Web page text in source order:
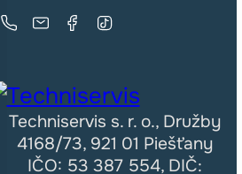
Techniservis s. r. o., Družby
4168/73, 921 01 Piešťany
IČO: 53 387 554, DIČ: